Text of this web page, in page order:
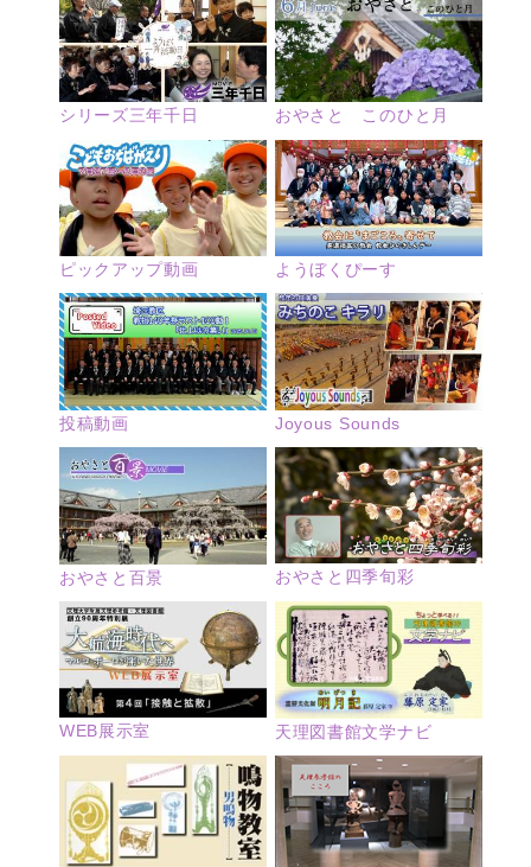
シリーズ三年千日 おやさと このひと月
ピックアップ動画 ようぼくぴーす
投稿動画 Joyous Sounds
おやさと百景 おやさと四季旬彩
WEB展示室 天理図書館文学ナビ